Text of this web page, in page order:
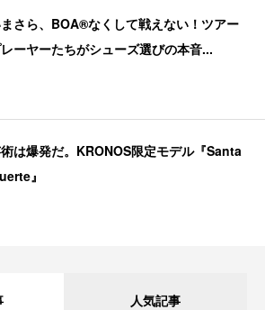
さら、BOA®なくして戦えない！ツアー
ーヤーたちがシューズ選びの本音...
は爆発だ。KRONOS限定モデル『Santa
』
人気記事